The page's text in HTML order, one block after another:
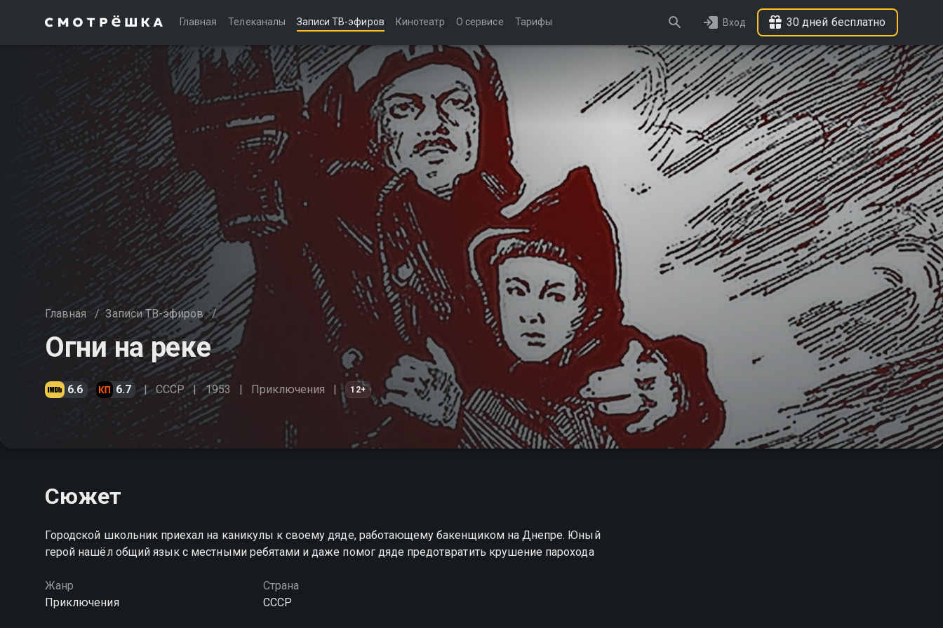
Главная Телеканалы Записи ТВ-эфиров Кинотеатр О сервисе Тарифы Вход 30 дней бесплатно
Главная / Записи ТВ-эфиров /
Огни на реке
6.6 6.7 СССР 1953 Приключения 12+
Сюжет
Городской школьник приехал на каникулы к своему дяде, работающему бакенщиком на Днепре. Юный
герой нашёл общий язык с местными ребятами и даже помог дяде предотвратить крушение парохода
Жанр
Приключения
Страна
СССР